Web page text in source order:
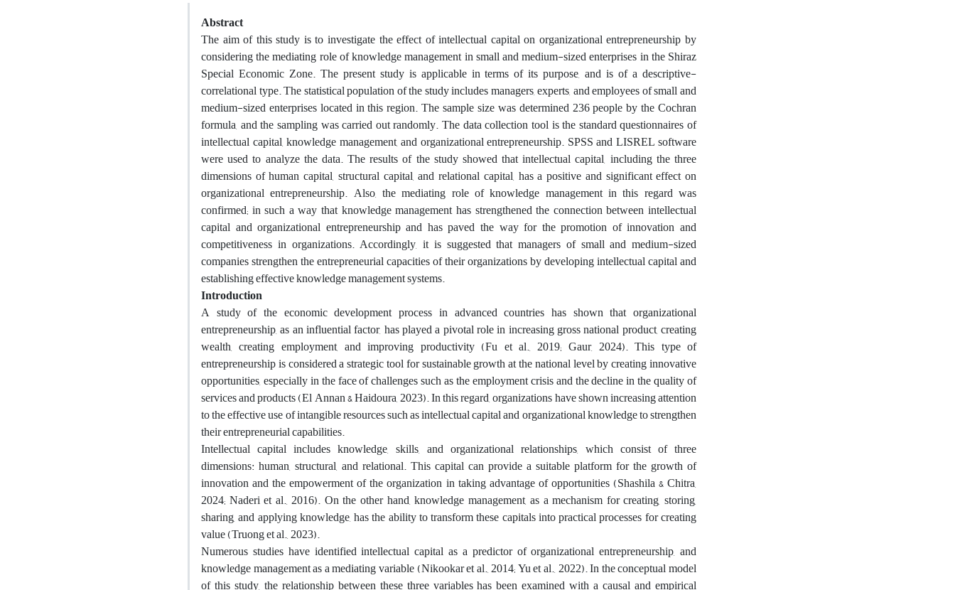
Abstract
The aim of this study is to investigate the effect of intellectual capital on organizational entrepreneurship by
considering the mediating role of knowledge management in small and medium-sized enterprises in the Shiraz
Special Economic Zone. The present study is applicable in terms of its purpose, and is of a descriptive-
correlational type. The statistical population of the study includes managers, experts, and employees of small and
medium-sized enterprises located in this region. The sample size was determined 236 people by the Cochran
formula, and the sampling was carried out randomly. The data collection tool is the standard questionnaires of
intellectual capital, knowledge management, and organizational entrepreneurship. SPSS and LISREL software
were used to analyze the data. The results of the study showed that intellectual capital, including the three
dimensions of human capital, structural capital, and relational capital, has a positive and significant effect on
organizational entrepreneurship. Also, the mediating role of knowledge management in this regard was
confirmed; in such a way that knowledge management has strengthened the connection between intellectual
capital and organizational entrepreneurship and has paved the way for the promotion of innovation and
competitiveness in organizations. Accordingly, it is suggested that managers of small and medium-sized
companies strengthen the entrepreneurial capacities of their organizations by developing intellectual capital and
establishing effective knowledge management systems.
Introduction
A study of the economic development process in advanced countries has shown that organizational
entrepreneurship, as an influential factor, has played a pivotal role in increasing gross national product, creating
wealth, creating employment, and improving productivity (Fu et al., 2019; Gaur, 2024). This type of
entrepreneurship is considered a strategic tool for sustainable growth at the national level by creating innovative
opportunities, especially in the face of challenges such as the employment crisis and the decline in the quality of
services and products (El Annan & Haidoura, 2023). In this regard, organizations have shown increasing attention
to the effective use of intangible resources such as intellectual capital and organizational knowledge to strengthen
their entrepreneurial capabilities.
Intellectual capital includes knowledge, skills, and organizational relationships, which consist of three
dimensions: human, structural, and relational. This capital can provide a suitable platform for the growth of
innovation and the empowerment of the organization in taking advantage of opportunities (Shashila & Chitra,
2024; Naderi et al., 2016). On the other hand, knowledge management, as a mechanism for creating, storing,
sharing, and applying knowledge, has the ability to transform these capitals into practical processes for creating
value (Truong et al., 2023).
Numerous studies have identified intellectual capital as a predictor of organizational entrepreneurship, and
knowledge management as a mediating variable (Nikookar et al., 2014; Yu et al., 2022). In the conceptual model
of this study, the relationship between these three variables has been examined with a causal and empirical